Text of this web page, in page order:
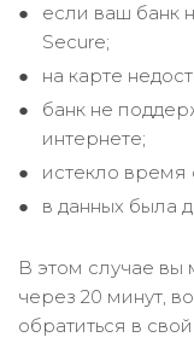
если ваш банк
Secure;
на карте
банк не
интернете;
истекло время
в данных была
В этом случае вы
через 20 минут,
обратиться в